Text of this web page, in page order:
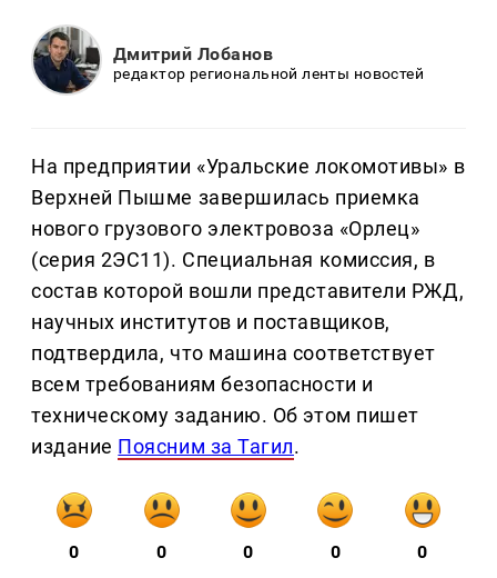
Дмитрий Лобанов
редактор региональной ленты новостей
На предприятии «Уральские локомотивы» в
Верхней Пышме завершилась приемка
нового грузового электровоза «Орлец»
(серия 2ЭС11). Специальная комиссия, в
состав которой вошли представители РЖД,
научных институтов и поставщиков,
подтвердила, что машина соответствует
всем требованиям безопасности и
техническому заданию. Об этом пишет
издание Поясним за Тагил.
0 0 0 0 0